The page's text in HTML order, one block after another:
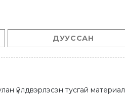
ДУУССАН
үйлдвэрлэсэн тусгай материал